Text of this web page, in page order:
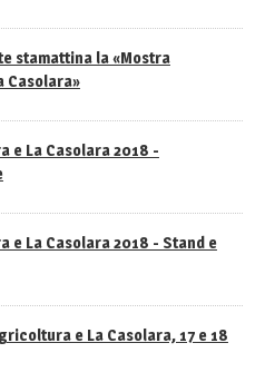
stamattina la «Mostra
Casolara»
e La Casolara 2018 -
e La Casolara 2018 - Stand e
e La Casolara, 17 e 18